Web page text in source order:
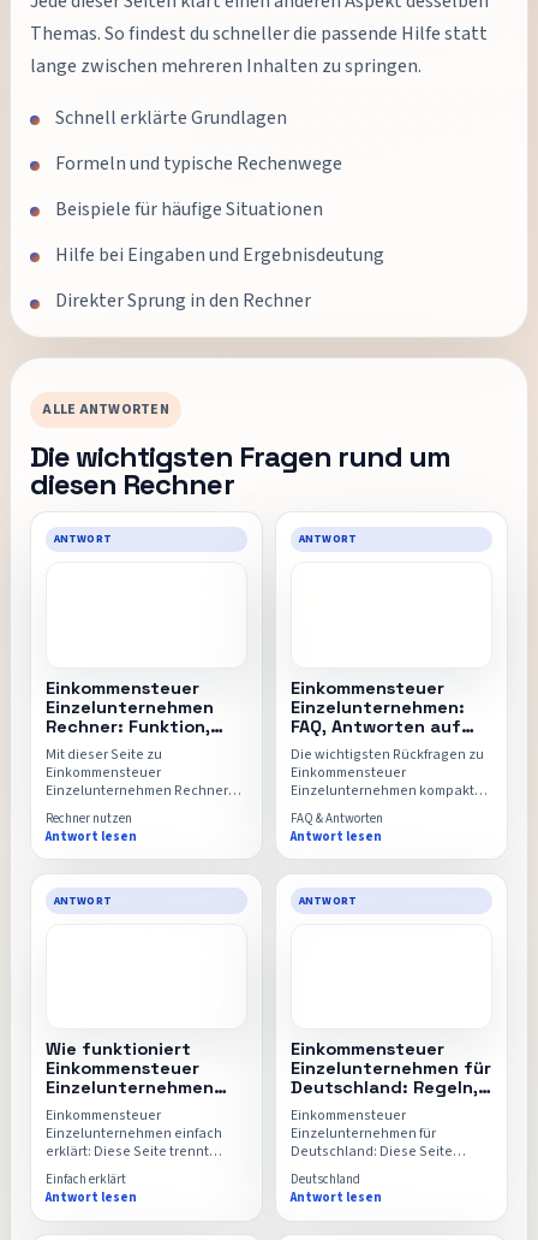
Themas. So findest du schneller die passende Hilfe statt
lange zwischen mehreren Inhalten zu springen.
Schnell erklärte Grundlagen
Formeln und typische Rechenwege
Beispiele für häufige Situationen
Hilfe bei Eingaben und Ergebnisdeutung
Direkter Sprung in den Rechner
ALLE ANTWORTEN
Die wichtigsten Fragen rund um
diesen Rechner
ANTWORT
Einkommensteuer
Einzelunternehmen
Rechner: Funktion,
Einordnung und
direkter Einstieg
Mit dieser Seite zu
Einkommensteuer
Einzelunternehmen Rechner
erkennst du schnell, welche
Eingaben wirklich wichtig sind,
wie das Ergebnis zu lesen ist
und wann sich der direkte
Wechsel in den
Einkommensteuer-
Einzelunternehmen-Rechner
Rechner nutzen
Antwort lesen
ANTWORT
Einkommensteuer
Einzelunternehmen:
FAQ, Antworten auf
häufige Fragen und
direkter Rechner
Die wichtigsten Rückfragen zu
Einkommensteuer
Einzelunternehmen kompakt
an einem Ort: Diese FAQ-Seite
beantwortet typische
Unsicherheiten rund um
Eingaben, Formeln,
Vergleichswerte und die
Aussagekraft des Ergebnisses.
FAQ & Antworten
Antwort lesen
ANTWORT
Wie funktioniert
Einkommensteuer
Einzelunternehmen
Einfach erklärt mit
Rechner, Formel und
FAQ
Einkommensteuer
Einzelunternehmen einfach
erklärt: Diese Seite trennt
Grundidee, Formel und
typische Missverständnisse
sauber voneinander, damit der
Einkommensteuer-
Einfach erklärt
Antwort lesen
ANTWORT
Einkommensteuer
Einzelunternehmen für
Deutschland: Regeln,
Einordnung und
direkter Rechner
Einkommensteuer
Einzelunternehmen für
Deutschland: Diese Seite
ordnet Regeln, Begriffe und
typische Annahmen im
deutschen Kontext ein, damit
der Einkommensteuer-
Deutschland
Antwort lesen